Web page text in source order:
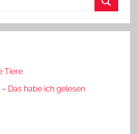
Tiere
Das habe ich gelesen